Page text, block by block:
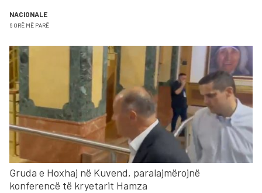
NACIONALE
6 ORË MË PARË
Gruda e Hoxhaj në Kuvend, paralajmërojnë
konferencë të kryetarit Hamza